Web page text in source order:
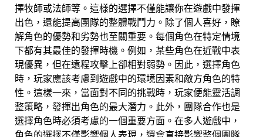
擇牧師或法師等。這樣的選擇不僅能讓你在遊戲中發揮
出色，還能提高團隊的整體戰鬥力。除了個人喜好，瞭
解角色的優勢和劣勢也至關重要。每個角色在特定情境
下都有其最佳的發揮時機。例如，某些角色在近戰中表
現優異，但在遠程攻擊上卻相對弱勢。因此，選擇角色
時，玩家應該考慮到遊戲中的環境因素和敵方角色的特
性。這樣一來，當面對不同的挑戰時，玩家便能靈活調
整策略，發揮出角色的最大潛力。此外，團隊合作也是
選擇角色時必須考慮的一個重要方面。在多人遊戲中，